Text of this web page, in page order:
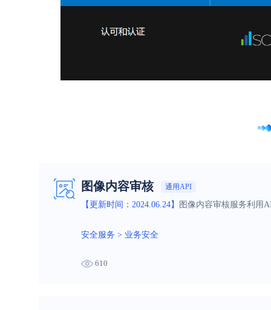
图像内容审核 通用API
【更新时间：2024.06.24】 图像内容审核服务利用
安全服务 > 业务安全
610